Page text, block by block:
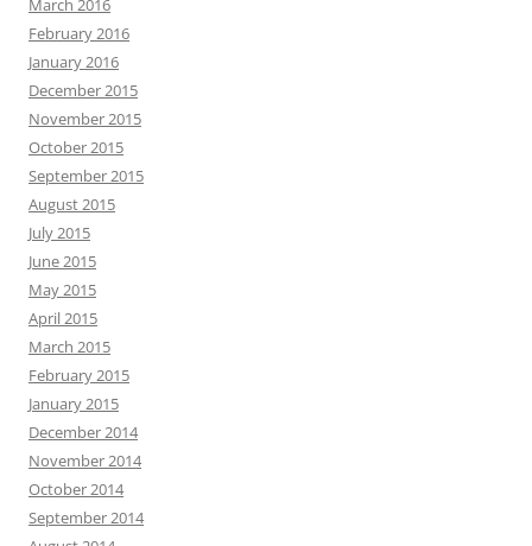
February 2016
January 2016
December 2015
November 2015
October 2015
September 2015
August 2015
July 2015
June 2015
May 2015
April 2015
March 2015
February 2015
January 2015
December 2014
November 2014
October 2014
September 2014